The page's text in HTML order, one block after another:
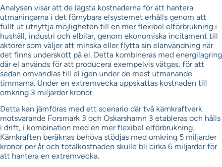
Analysen visar att de lägsta kostnaderna för att hantera
utmaningarna i det förnybara elsystemet erhålls genom att
fullt ut utnyttja möjligheten till en mer flexibel elförbrukning i
hushåll, industri och elbilar, genom ekonomiska incitament till
aktörer som väljer att minska eller flytta sin elanvändning när
det finns underskott på el. Detta kombineras med energilagring
där el används för att producera exempelvis vätgas, för att
sedan omvandlas till el igen under de mest utmanande
timmarna. Under en extremvecka uppskattas kostnaden till
omkring 3 miljarder kronor.
Detta kan jämföras med ett scenario där två kärnkraftverk
motsvarande Forsmark 3 och Oskarshamn 3 etableras och hålls
i drift, i kombination med en mer flexibel elförbrukning.
Kärnkraften beräknas behöva stödjas med omkring 5 miljarder
kronor per år och totalkostnaden skulle bli cirka 6 miljarder för
att hantera en extremvecka.